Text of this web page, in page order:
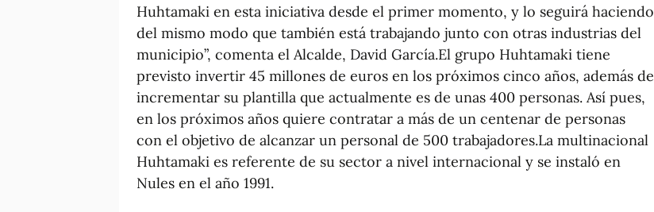
Huhtamaki en esta iniciativa desde el primer momento, y lo seguirá haciendo
del mismo modo que también está trabajando junto con otras industrias del
municipio”, comenta el Alcalde, David García.El grupo Huhtamaki tiene
previsto invertir 45 millones de euros en los próximos cinco años, además de
incrementar su plantilla que actualmente es de unas 400 personas. Así pues,
en los próximos años quiere contratar a más de un centenar de personas
con el objetivo de alcanzar un personal de 500 trabajadores.La multinacional
Huhtamaki es referente de su sector a nivel internacional y se instaló en
Nules en el año 1991.